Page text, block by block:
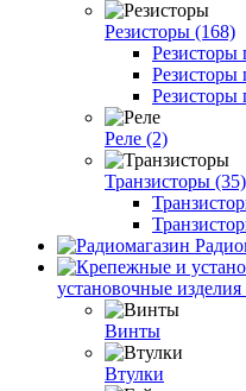
Резисторы (168)
Резисторы
Резисторы
Резисторы
Реле (2)
Транзисторы (35)
установочные изделия
Винты
Втулки